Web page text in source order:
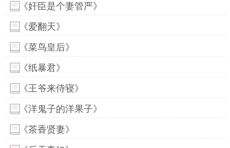
《奸臣是个妻管严》
《爱翻天》
《菜鸟皇后》
《纸暴君》
《王爷来侍寝》
《洋鬼子的洋果子》
《茶香贤妻》